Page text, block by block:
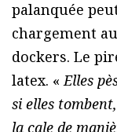
palanquée
chargement
dockers. Le
latex. « Elles
si elles
la cale de